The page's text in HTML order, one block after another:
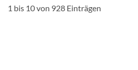
1 bis 10 von 928 Einträgen